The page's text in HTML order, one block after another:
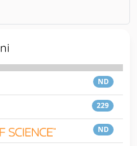
ND
229
ND